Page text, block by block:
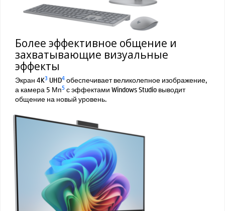
Более эффективное общение и
захватывающие визуальные
эффекты
Экран 4K3 UHD4обеспечивает великолепное изображение,
а камера 5 Мп5с эффектами Windows Studio выводит
общение на новый уровень.